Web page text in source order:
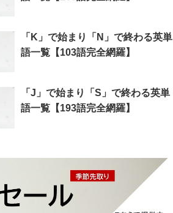
「K」で始まり「N」で終わる英単
語一覧【103語完全網羅】
「J」で始まり「S」で終わる英単
語一覧【193語完全網羅】